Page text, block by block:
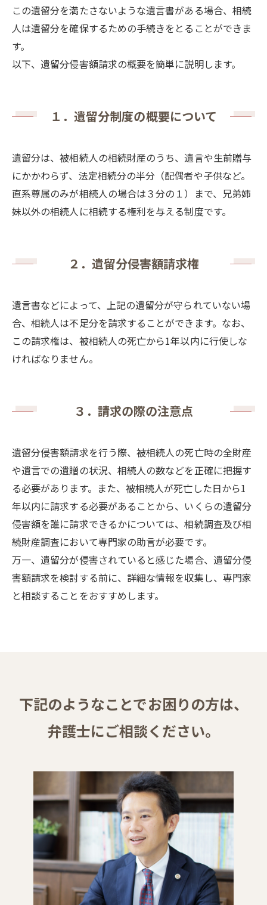
この遺留分を満たさないような遺言書がある場合、相続
人は遺留分を確保するための手続きをとることができま
す。
以下、遺留分侵害額請求の概要を簡単に説明します。
１．遺留分制度の概要について
遺留分は、被相続人の相続財産のうち、遺言や生前贈与
にかかわらず、法定相続分の半分（配偶者や子供など。
直系尊属のみが相続人の場合は３分の１）まで、兄弟姉
妹以外の相続人に相続する権利を与える制度です。
２．遺留分侵害額請求権
遺言書などによって、上記の遺留分が守られていない場
合、相続人は不足分を請求することができます。なお、
この請求権は、被相続人の死亡から1年以内に行使しな
ければなりません。
３．請求の際の注意点
遺留分侵害額請求を行う際、被相続人の死亡時の全財産
や遺言での遺贈の状況、相続人の数などを正確に把握す
る必要があります。また、被相続人が死亡した日から1
年以内に請求する必要があることから、いくらの遺留分
侵害額を誰に請求できるかについては、相続調査及び相
続財産調査において専門家の助言が必要です。
万一、遺留分が侵害されていると感じた場合、遺留分侵
害額請求を検討する前に、詳細な情報を収集し、専門家
と相談することをおすすめします。
下記のようなことでお困りの方は、
弁護士にご相談ください。